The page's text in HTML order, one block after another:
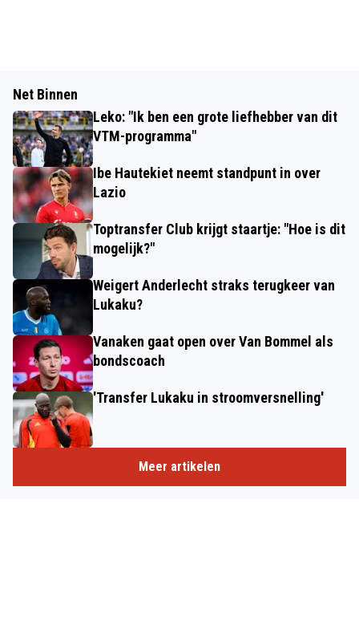
Net Binnen
Leko: "Ik ben een grote liefhebber van dit
VTM-programma"
Ibe Hautekiet neemt standpunt in over
Lazio
Toptransfer Club krijgt staartje: "Hoe is dit
mogelijk?"
Weigert Anderlecht straks terugkeer van
Lukaku?
Vanaken gaat open over Van Bommel als
bondscoach
'Transfer Lukaku in stroomversnelling'
Meer artikelen